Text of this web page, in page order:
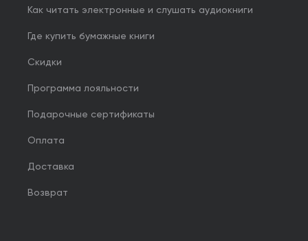
Как читать электронные и слушать аудиокниги
Где купить бумажные книги
Скидки
Программа лояльности
Подарочные сертификаты
Оплата
Доставка
Возврат